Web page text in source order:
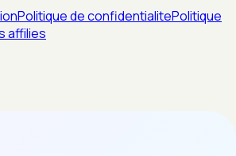
Politique de confidentialitePolitique
affilies